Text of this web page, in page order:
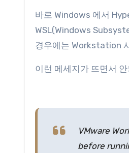
바로 Windows 에서
WSL(Windows
경우에는 Workstation
이런 메세지가 뜨면서
VMware
before